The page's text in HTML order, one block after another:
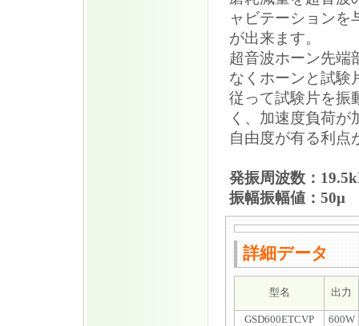
ャビテーションを
が出来ます。
超音波ホーン先端
なくホーンと試験
従って試験片を振
く、加速度負荷
自由度が有る利点
発振周波数：
振幅振幅値：50μ
詳細データ
型名 出力
GSD600ETCVP 600W